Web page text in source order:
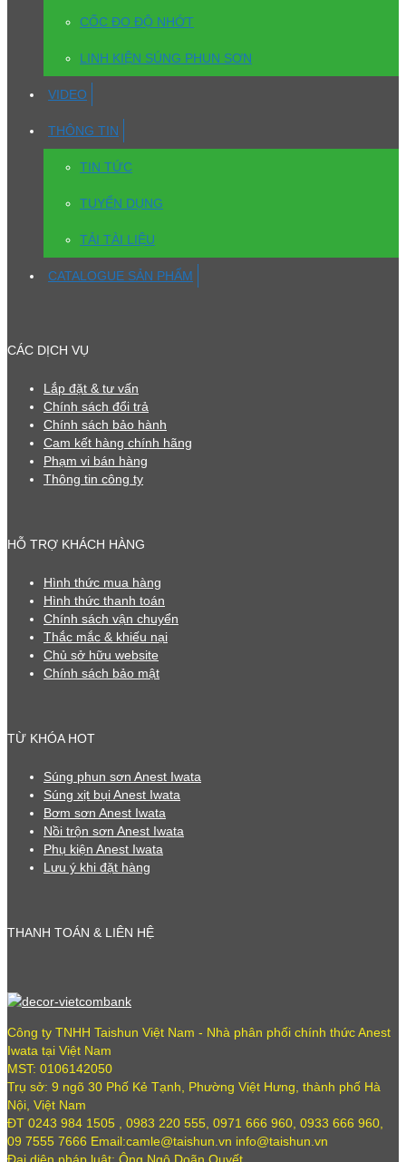
CỐC ĐO ĐỘ NHỚT
LINH KIỆN SÚNG PHUN SƠN
VIDEO
THÔNG TIN
TIN TỨC
TUYỂN DỤNG
TẢI TÀI LIỆU
CATALOGUE SẢN PHẨM
CÁC DỊCH VỤ
Lắp đặt & tư vấn
Chính sách đổi trả
Chính sách bảo hành
Cam kết hàng chính hãng
Phạm vi bán hàng
Thông tin công ty
HỖ TRỢ KHÁCH HÀNG
Hình thức mua hàng
Hình thức thanh toán
Chính sách vận chuyển
Thắc mắc & khiếu nại
Chủ sở hữu website
Chính sách bảo mật
TỪ KHÓA HOT
Súng phun sơn Anest Iwata
Súng xịt bụi Anest Iwata
Bơm sơn Anest Iwata
Nồi trộn sơn Anest Iwata
Phụ kiện Anest Iwata
Lưu ý khi đặt hàng
THANH TOÁN & LIÊN HỆ
Công ty TNHH Taishun Việt Nam - Nhà phân phối chính thức Anest
Iwata tại Việt Nam
MST: 0106142050
Trụ sở: 9 ngõ 30 Phố Kẻ Tạnh, Phường Việt Hưng, thành phố Hà
Nội, Việt Nam
ĐT 0243 984 1505 , 0983 220 555, 0971 666 960, 0933 666 960,
09 7555 7666 Email:camle@taishun.vn info@taishun.vn